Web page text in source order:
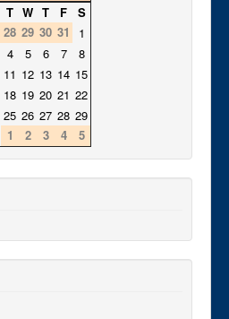
T W T F
S
28 29 30 31
1
4 5 6 7
8
11 12 13 14 15
18 19 20 21 22
25 26 27 28 29
1 2 3 4 5